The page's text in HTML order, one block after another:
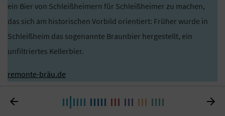
ein Bier von Schleißheimern für Schleißheimer zu machen,
das sich am historischen Vorbild orientiert: Früher wurde in
Schleißheim das sogenannte Braunbier hergestellt, ein
unfiltriertes Kellerbier.
remonte-bräu.de
StreuBräu eG, seit 2018
Die StreuBräu eG mit Sitz in Altenfurt im Südosten von
 